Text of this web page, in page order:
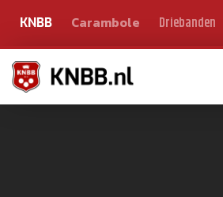
KNBB Carambole Driebanden